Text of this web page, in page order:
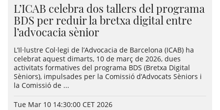
L’ICAB celebra dos tallers del programa
BDS per reduir la bretxa digital entre
l’advocacia sènior
L’Il·lustre Col·legi de l’Advocacia de Barcelona (ICAB) ha
celebrat aquest dimarts, 10 de març de 2026, dues
activitats formatives del programa BDS (Bretxa Digital
Sèniors), impulsades per la Comissió d’Advocats Sèniors i
la Comissió de ...
Tue Mar 10 14:30:00 CET 2026